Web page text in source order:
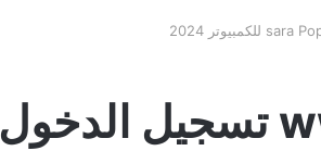
www.sara popfit.com تسجيل الدخول